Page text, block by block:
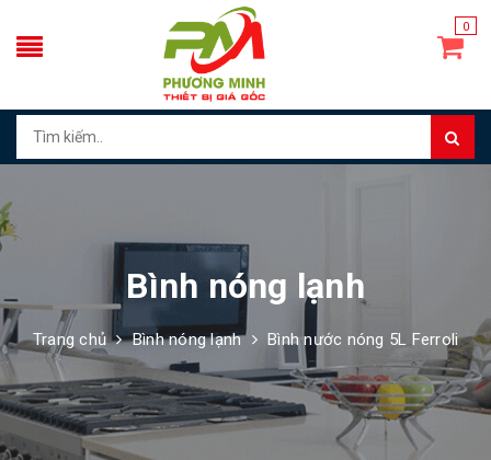
0
Bình nóng lạnh
Trang chủ Bình nóng lạnh Bình nước nóng 5L Ferroli